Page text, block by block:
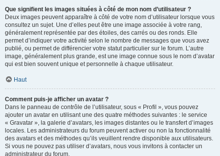
Que signifient les images situées à côté de mon nom d’utilisateur ?
Deux images peuvent apparaître à côté de votre nom d’utilisateur lorsque vous
consultez un sujet. Une d’elles peut être une image associée à votre rang,
généralement représentée par des étoiles, des carrés ou des ronds. Elle
permet d’indiquer votre activité selon le nombre de messages que vous avez
publié, ou permet de différencier votre statut particulier sur le forum. L’autre
image, généralement plus grande, est une image connue sous le nom d’avatar
qui est bien souvent unique et personnelle à chaque utilisateur.
Haut
Comment puis-je afficher un avatar ?
Dans le panneau de contrôle de l’utilisateur, sous « Profil », vous pouvez
ajouter un avatar en utilisant une des quatre méthodes suivantes : le service
« Gravatar », la galerie d’avatars, les images distantes ou le transfert d’images
locales. Les administrateurs du forum peuvent activer ou non la fonctionnalité
des avatars et des méthodes qu’ils veuillent rendre disponible aux utilisateurs.
Si vous ne pouvez pas utiliser d’avatars, nous vous invitons à contacter un
administrateur du forum.